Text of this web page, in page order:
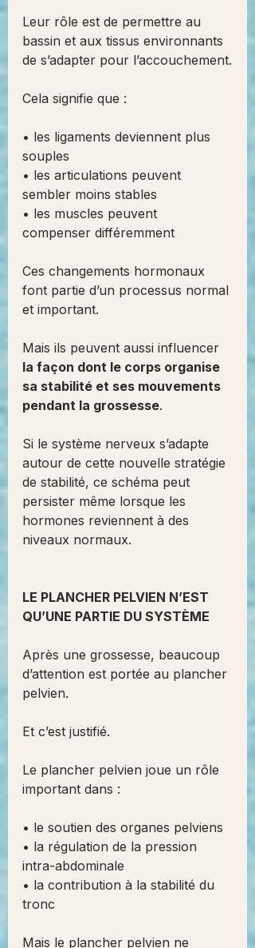
Leur rôle est de permettre au
bassin et aux tissus environnants
de s’adapter pour l’accouchement.
Cela signifie que :
• les ligaments deviennent plus
souples
• les articulations peuvent
sembler moins stables
• les muscles peuvent
compenser différemment
Ces changements hormonaux
font partie d’un processus normal
et important.
Mais ils peuvent aussi influencer
la façon dont le corps organise
sa stabilité et ses mouvements
pendant la grossesse.
Si le système nerveux s’adapte
autour de cette nouvelle stratégie
de stabilité, ce schéma peut
persister même lorsque les
hormones reviennent à des
niveaux normaux.
LE PLANCHER PELVIEN N’EST
QU’UNE PARTIE DU SYSTÈME
Après une grossesse, beaucoup
d’attention est portée au plancher
pelvien.
Et c’est justifié.
Le plancher pelvien joue un rôle
important dans :
• le soutien des organes pelviens
• la régulation de la pression
intra-abdominale
• la contribution à la stabilité du
tronc
Mais le plancher pelvien ne